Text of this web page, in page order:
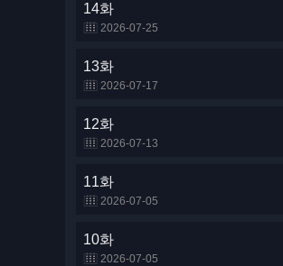
14화
2026-07-25
13화
2026-07-17
12화
2026-07-13
11화
2026-07-05
10화
2026-07-05